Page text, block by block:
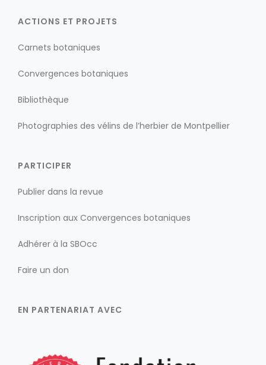
ACTIONS ET PROJETS
Carnets botaniques
Convergences botaniques
Bibliothèque
Photographies des vélins de l’herbier de Montpellier
PARTICIPER
Publier dans la revue
Inscription aux Convergences botaniques
Adhérer à la SBOcc
Faire un don
EN PARTENARIAT AVEC